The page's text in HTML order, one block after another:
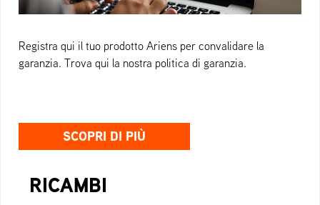
Registra qui il tuo prodotto Ariens per convalidare la
garanzia. Trova qui la nostra politica di garanzia.
SCOPRI DI PIÙ
RICAMBI